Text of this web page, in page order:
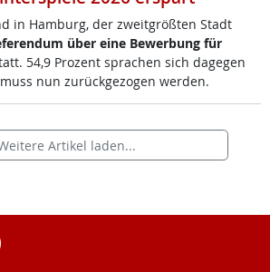
in Ham­burg, der zweit­größ­ten Stadt
über ei­ne Be­wer­bung für
54,9 Pro­zent spra­chen sich da­ge­gen
nun zu­rück­ge­zo­gen wer­den.
Artikel laden...